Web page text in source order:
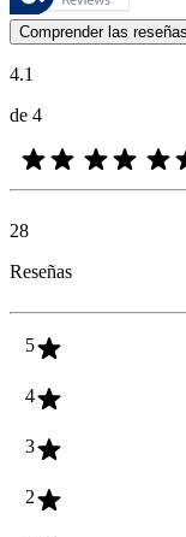
Las opiniones de los
Comprender las
4.1
de 4
28
Reseñas
5
4
3
2